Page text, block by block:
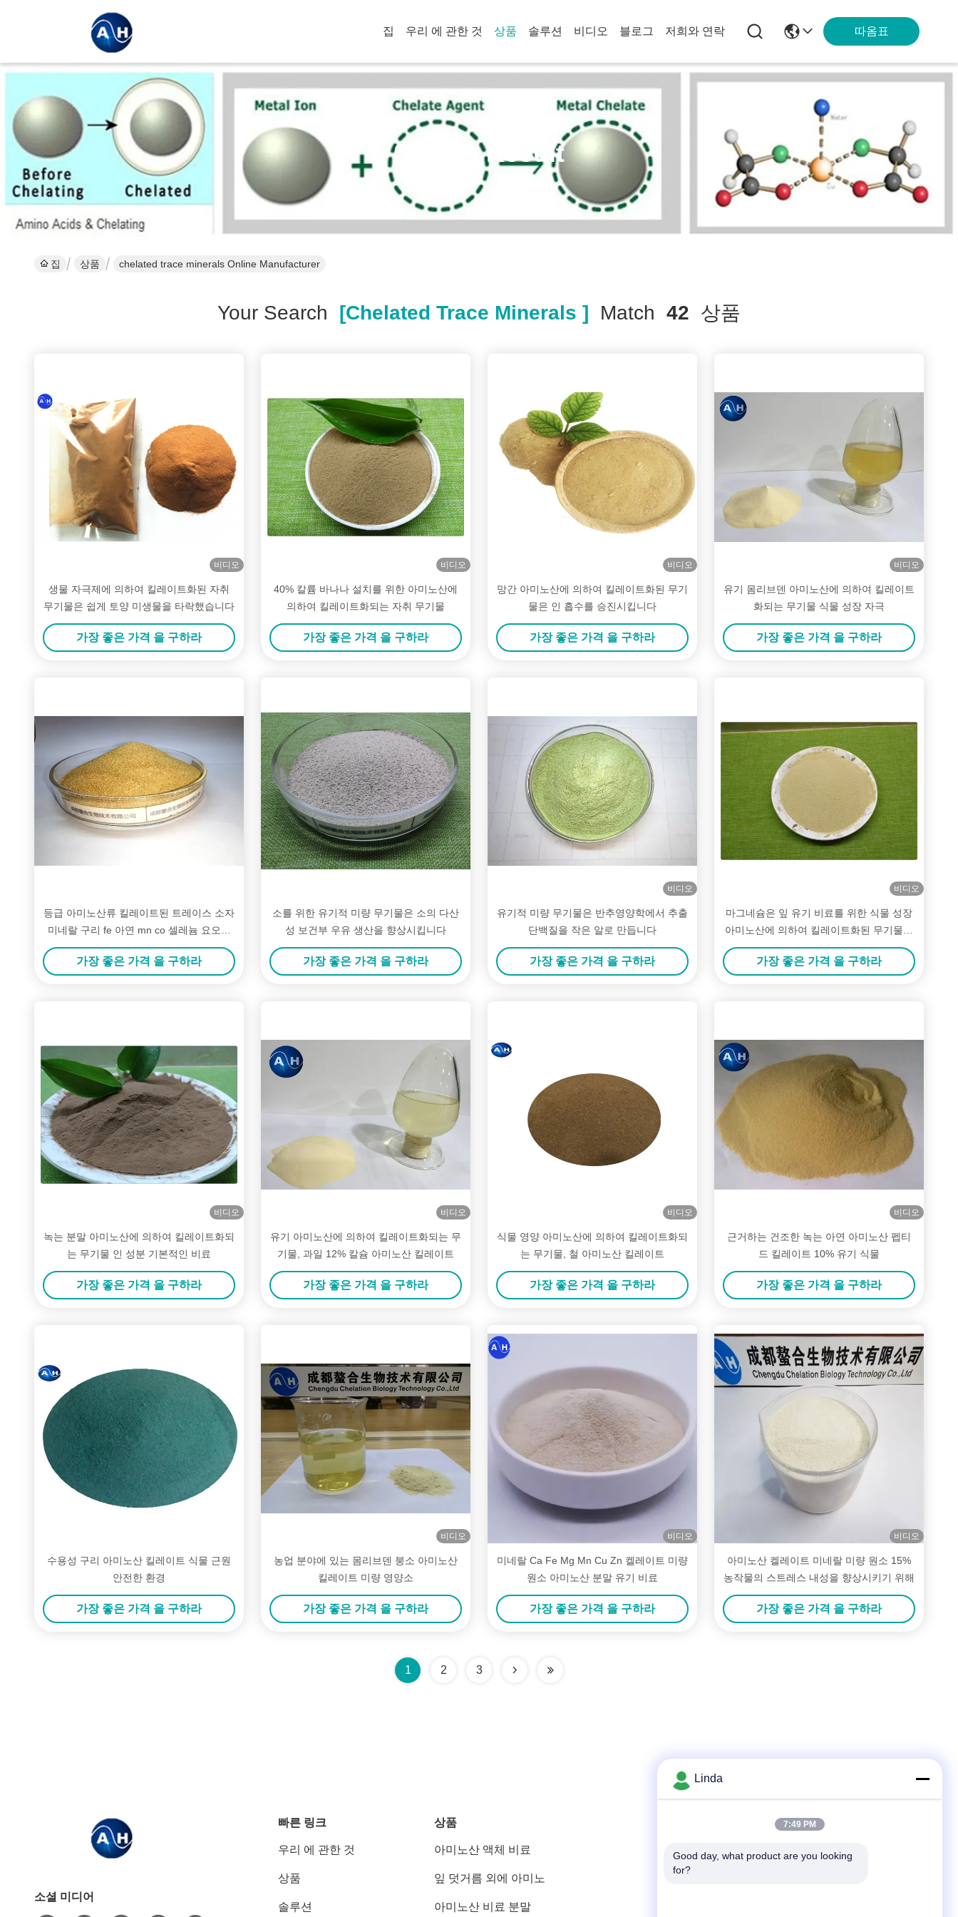
집 우리 에 관한 것 상품 솔루션 비디오 블로그 저희와 연락 따옴표
Search Result
집 상품 chelated trace minerals Online Manufacturer
Your Search [chelated Trace Minerals ] Match 42 상품
비디오
생물 자극제에 의하여 킬레이트화된 자취
무기물은 쉽게 토양 미생물을 타락했습니다
가장 좋은 가격 을 구하라
비디오
40% 칼륨 바나나 설치를 위한 아미노산에
의하여 킬레이트화되는 자취 무기물
가장 좋은 가격 을 구하라
비디오
망간 아미노산에 의하여 킬레이트화된 무기
물은 인 흡수를 승진시킵니다
가장 좋은 가격 을 구하라
비디오
유기 몸리브덴 아미노산에 의하여 킬레이트
화되는 무기물 식물 성장 자극
가장 좋은 가격 을 구하라
등급 아미노산류 킬레이트된 트레이스 소자
미네랄 구리 fe 아연 mn co 셀레늄 요오드
프리믹스를 공급하세요
가장 좋은 가격 을 구하라
소를 위한 유기적 미량 무기물은 소의 다산
성 보건부 우유 생산을 향상시킵니다
가장 좋은 가격 을 구하라
비디오
유기적 미량 무기물은 반추영양학에서 추출
단백질을 작은 알로 만듭니다
가장 좋은 가격 을 구하라
비디오
마그네슘은 잎 유기 비료를 위한 식물 성장
아미노산에 의하여 킬레이트화된 무기물을
자극합니다
가장 좋은 가격 을 구하라
비디오
녹는 분말 아미노산에 의하여 킬레이트화되
는 무기물 인 성분 기본적인 비료
가장 좋은 가격 을 구하라
비디오
유기 아미노산에 의하여 킬레이트화되는 무
기물, 과일 12% 칼슘 아미노산 킬레이트
가장 좋은 가격 을 구하라
비디오
식물 영양 아미노산에 의하여 킬레이트화되
는 무기물, 철 아미노산 킬레이트
가장 좋은 가격 을 구하라
비디오
근거하는 건조한 녹는 아연 아미노산 펩티
드 킬레이트 10% 유기 식물
가장 좋은 가격 을 구하라
수용성 구리 아미노산 킬레이트 식물 근원
안전한 환경
가장 좋은 가격 을 구하라
비디오
농업 분야에 있는 몸리브덴 붕소 아미노산
킬레이트 미량 영양소
가장 좋은 가격 을 구하라
비디오
미네랄 Ca Fe Mg Mn Cu Zn 켈레이트 미량
원소 아미노산 분말 유기 비료
가장 좋은 가격 을 구하라
비디오
아미노산 켈레이트 미네랄 미량 원소 15%
농작물의 스트레스 내성을 향상시키기 위해
가장 좋은 가격 을 구하라
1 2 3
소셜 미디어
빠른 링크
우리 에 관한 것
상품
솔루션
상품
아미노산 액체 비료
잎 덧거름 외에 아미노
아미노산 비료 분말
전화
Linda
7:49 PM
Good day, what product are you looking
for?